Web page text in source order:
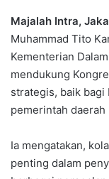
Majalah Intra,
Muhammad Tito
Kementerian
mendukung
strategis, baik bagi
pemerintah daerah
Ia mengatakan,
penting dalam